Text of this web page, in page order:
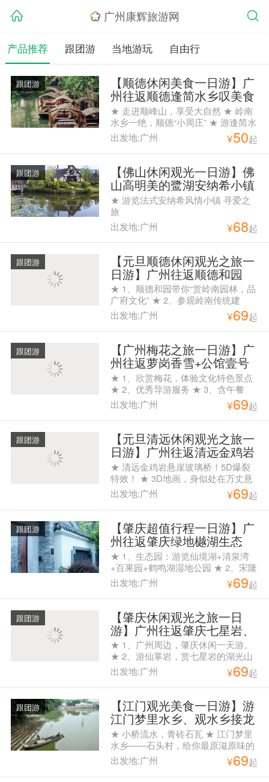
广州康辉旅游网
产品推荐 跟团游 当地游玩 自由行
跟团游 【顺德休闲美食一日游】广
州往返顺德逢简水乡叹美食
一日纯玩游
★ 走进顺峰山，享受大自然 ★ 岭南
水乡一绝，顺德“小周庄” ★ 游逢简水
乡，寻你记忆中的小桥流水人家！ ★
寻味粤菜四大天王之一的特色地道顺
德美食 ★ 品质纯玩团，绝不走购物
点
出发地:广州 ¥50起
跟团游 【佛山休闲观光一日游】佛
山高明美的鹭湖安纳希小镇
纯玩1天游
★ 游览法式安纳希风情小镇 寻爱之
旅
出发地:广州
¥68起
跟团游 【元旦顺德休闲观光之旅一
日游】广州往返顺德和园
+天宝豪庭一天游
★ 1、顺德和园带你“赏岭南园林，品
广府文化” ★ 2、参观岭南传统建
筑，品尝顺德美食 ★ 3、优秀导游服
务
出发地:广州 ¥69起
跟团游 【广州梅花之旅一日游】广
州往返萝岗香雪+公馆壹号
一天游
★ 1、欣赏梅花，体验文化特色景点
★ 2、优秀导游服务 ★ 3、含午餐
出发地:广州
¥69起
跟团游 【元旦清远休闲观光之旅一
日游】广州往返清远金鸡岩
玻璃桥+马术表演+龙袍美食
广场+时光隧道一天游
★ 清远金鸡岩悬崖玻璃桥！5D爆裂
特效！ ★ 3D地画，身似处在万丈悬
崖，拍照首选。 ★ 俄罗斯马术表
演，策马奔腾，观赏俄罗斯骑手高难
度马术动作。 ★ 08：00白云公园A出
口集合，08:45花都人民公园A出口集
合。
出发地:广州 ¥69起
跟团游 【肇庆超值行程一日游】广
州往返肇庆绿地樾湖生态
城、宋隆小镇花世界旅游度
假岛含一正餐纯玩一天游
★ 1、生态园：游览仙境湖+清泉湾
+百果园+鹤鸣湖湿地公园 ★ 2、宋隆
小镇：最原始的生态环境、花的世界
和天堂、在这里越任性越好玩！ ★
3、花世界四季花林+动物乐园+奇趣
马戏表演+水杉林欢乐谷+滨水机动乐
园等游戏项目园内任玩！ ★ 4、午餐
专享肇庆特色美食
出发地:广州 ¥69起
跟团游 【肇庆休闲观光之旅一日
游】广州往返肇庆七星岩、
仙掌岩、鼎湖府、星湖绿道
一天游
★ 1、广州周边，肇庆休闲一天游。
★ 2、游仙掌岩，赏七星岩的湖光山
色。 ★ 3、游览中国至美绿道“星湖
绿道” ★ 4、含午餐
出发地:广州 ¥69起
跟团游 【江门观光美食一日游】游
江门梦里水乡、观水乡接龙
桥、访院士陈垣故居一日游
★ 小桥流水，青砖石瓦 ★ 江门梦里
水乡——石头村，给你最原滋原味的
古村情怀 ★ 赠送生猛大闸蟹10只，
约1两/只，农家鸡蛋10只，营养面一
箱
出发地:广州 ¥69起